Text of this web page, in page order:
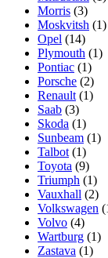
Morris (3)
Moskvitsh (1)
Opel (14)
Plymouth (1)
Pontiac (1)
Porsche (2)
Renault (1)
Saab (3)
Skoda (1)
Sunbeam (1)
Talbot (1)
Toyota (9)
Triumph (1)
Vauxhall (2)
Volkswagen
Volvo (4)
Wartburg (1)
Zastava (1)